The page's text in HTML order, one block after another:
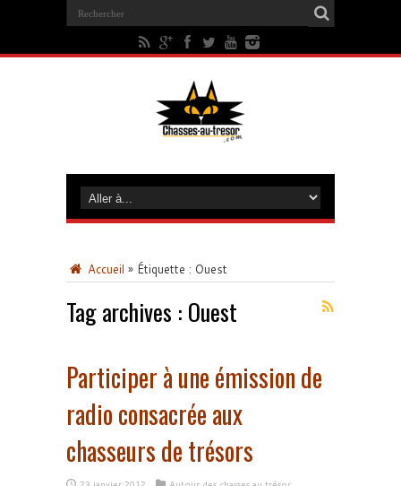
Accueil » Étiquette : Ouest
Tag archives : Ouest
Participer à une émission de
radio consacrée aux
chasseurs de trésors